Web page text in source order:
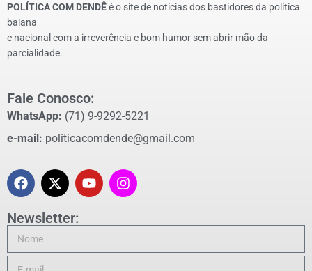
POLÍTICA COM DENDÊé o site de notícias dos bastidores da política
baiana
e nacional com a irreverência e bom humor sem abrir mão da
parcialidade.
Fale Conosco:
WhatsApp: (71) 9-9292-5221
e-mail: politicacomdende@gmail.com
Newsletter: